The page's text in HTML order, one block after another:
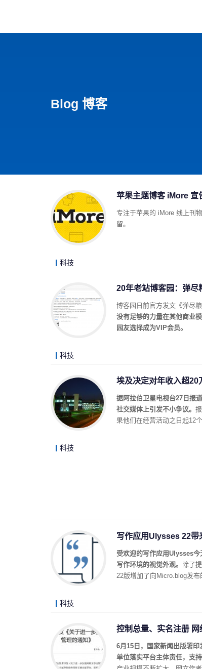
Blog 博客
苹果主题博客 iMore 宣
专注于苹果的 iMore 线上刊
留。
科技
20年老站博客园：弹尽
博客园日前官方发文《弹尽
没有足够的力量在其他商业
园友选择成为VIP会员。
科技
埃及决定对年收入超20
据阿拉伯卫星电视台27日报
社交媒体上引发不小争议。
果他们在经营活动之日起12
科技
写作应用Ulysses 22带
受欢迎的写作应用Ulysses
写作环境的视觉外观。
除了
22版增加了向Micro.blog发布
科技
控制总量、实名注册
6月15日，国家新闻出版署
单位落实平台主体责任，支